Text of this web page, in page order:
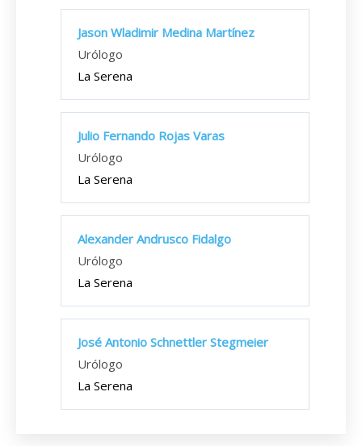
Jason Wladimir Medina Martínez
Urólogo
La Serena
Julio Fernando Rojas Varas
Urólogo
La Serena
Alexander Andrusco Fidalgo
Urólogo
La Serena
José Antonio Schnettler Stegmeier
Urólogo
La Serena